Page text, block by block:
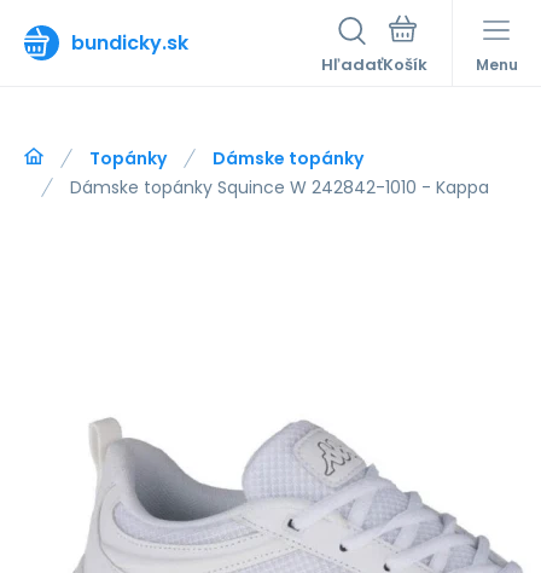
bundicky.sk
Hľadať Menu
Topánky
Dámske topánky
Dámske topánky Squince W 242842-1010 - Kappa